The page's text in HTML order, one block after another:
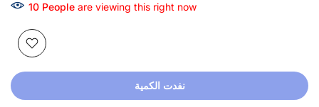
10 People are viewing this right now
نفدت الكمية